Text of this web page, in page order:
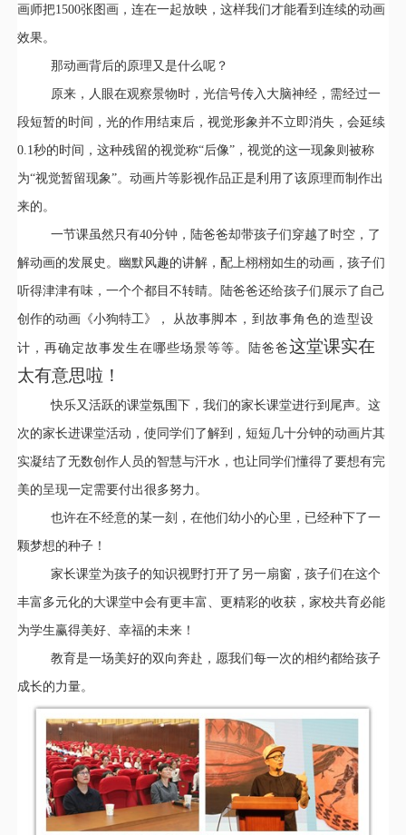
画师把1500张图画，连在一起放映，这样我们才能看到连续的动画
效果。
那动画背后的原理又是什么呢？
原来，人眼在观察景物时，光信号传入大脑神经，需经过一
段短暂的时间，光的作用结束后，视觉形象并不立即消失，会延续
0.1秒的时间，这种残留的视觉称“后像”，视觉的这一现象则被称
为“视觉暂留现象”。动画片等影视作品正是利用了该原理而制作出
来的。
一节课虽然只有40分钟，陆爸爸却带孩子们穿越了时空，了
解动画的发展史。幽默风趣的讲解，配上栩栩如生的动画，孩子们
听得津津有味，一个个都目不转睛。陆爸爸还给孩子们展示了自己
创作的动画《小狗特工》， 从故事脚本，到故事角色的造型设
计，再确定故事发生在哪些场景等等。陆爸爸这堂课实在
太有意思啦！
快乐又活跃的课堂氛围下，我们的家长课堂进行到尾声。这
次的家长进课堂活动，使同学们了解到，短短几十分钟的动画片其
实凝结了无数创作人员的智慧与汗水，也让同学们懂得了要想有完
美的呈现一定需要付出很多努力。
也许在不经意的某一刻，在他们幼小的心里，已经种下了一
颗梦想的种子！
家长课堂为孩子的知识视野打开了另一扇窗，孩子们在这个
丰富多元化的大课堂中会有更丰富、更精彩的收获，家校共育必能
为学生赢得美好、幸福的未来！
教育是一场美好的双向奔赴，愿我们每一次的相约都给孩子
成长的力量。